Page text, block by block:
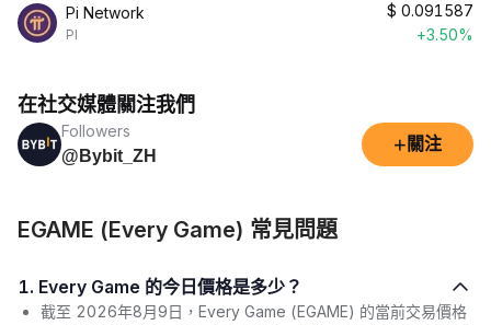
Pi Network
PI
$ 0.091587
+3.50%
在社交媒體關注我們
Followers
@Bybit_ZH
+ 關注
EGAME (Every Game) 常見問題
1. Every Game 的今日價格是多少？
截至 2026年8月9日，Every Game (EGAME) 的當前交易價格